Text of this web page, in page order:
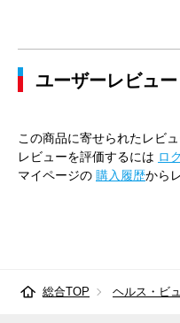
ユーザーレビュー
この商品に寄せられたレビ
レビューを評価するには ロ
マイページの 購入履歴から
総合TOP ヘルス・ビ